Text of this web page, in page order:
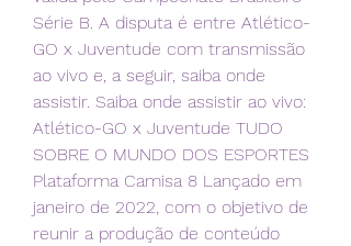
Série B. A disputa é entre Atlético-
GO x Juventude com transmissão
ao vivo e, a seguir, saiba onde
assistir. Saiba onde assistir ao vivo:
Atlético-GO x Juventude TUDO
SOBRE O MUNDO DOS ESPORTES
Plataforma Camisa 8 Lançado em
janeiro de 2022, com o objetivo de
reunir a produção de conteúdo